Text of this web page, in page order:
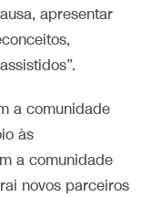
apresentar
a comunidade
às
a comunidade
novos parceiros